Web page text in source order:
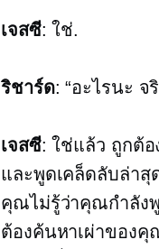
เจสซี: ใช่.
ริชาร์ด: “อะไรนะ จ
เจสซี: ใช่แล้ว ถูกต้อ
และพูดเคล็ดลับล่าสุ
คุณไม่รู้ว่าคุณกำลัง
ต้องค้นหาเผ่าของ